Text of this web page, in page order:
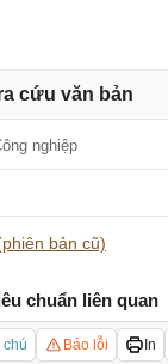
cứu văn bản
nghiệp
bản cũ)
chuẩn liên quan
chú Báo lỗi In